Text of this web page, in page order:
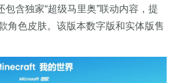
含独家“超级马里奥”联动内容，提
角色皮肤。该版本数字版和实体版售